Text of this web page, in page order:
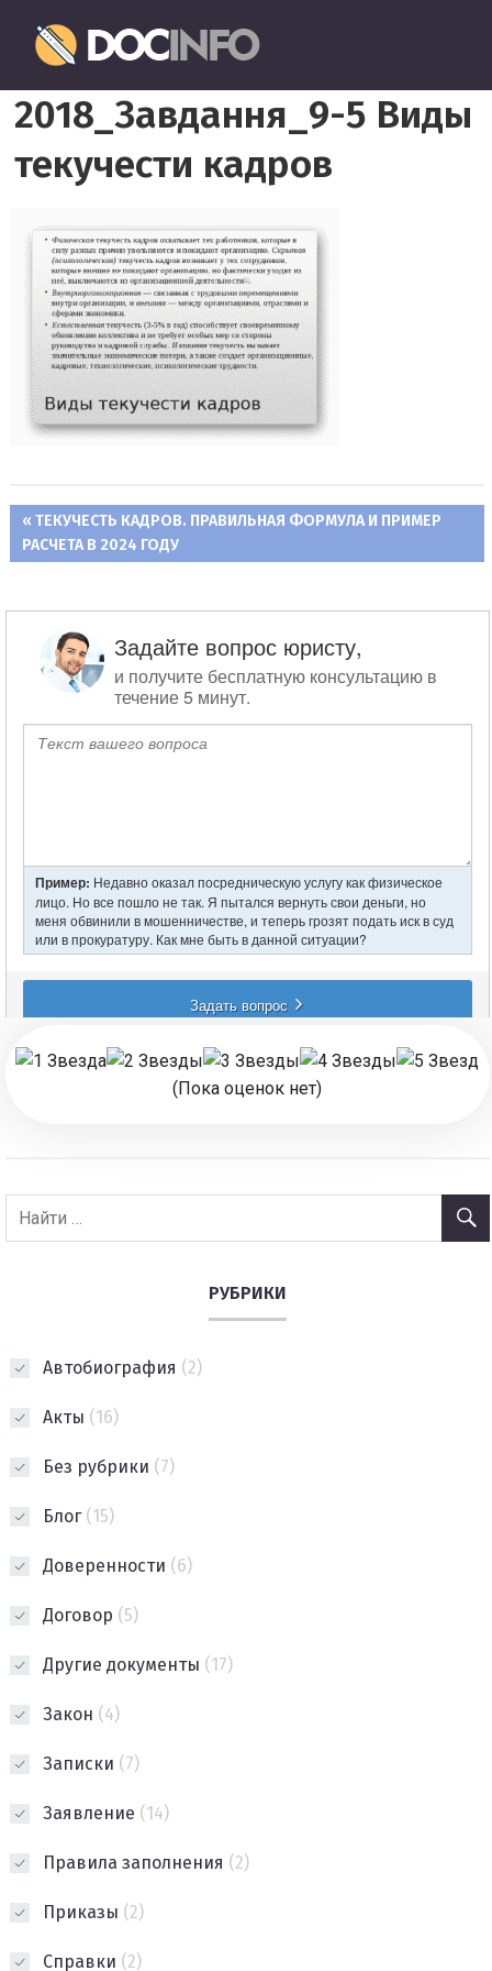
перейти
к
содержимому
оформление
и
заполнение
документов
2018_Завдання_9-5 Виды
текучести кадров
Навигация
записям
ПРЕДЫДУЩАЯ
ЗАПИСЬ:
ТЕКУЧЕСТЬ КАДРОВ. ПРАВИЛЬНАЯ ФОРМУЛА И ПРИМЕР
РАСЧЕТА В 2024 ГОДУ
(Пока оценок нет)
РУБРИКИ
Автобиография (2)
Акты (16)
Без рубрики (7)
Блог(15)
Доверенности (6)
Договор (5)
Другие документы (17)
Закон (4)
Записки (7)
Заявление (14)
Правила заполнения (2)
Приказы (2)
Справки (2)